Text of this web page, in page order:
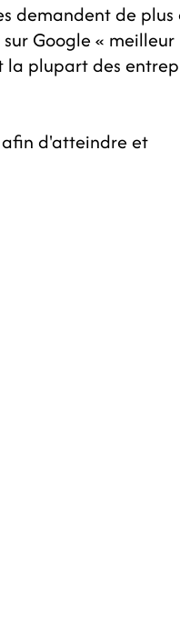
demandent de plus
Google « meilleur
la plupart des
d'atteindre et